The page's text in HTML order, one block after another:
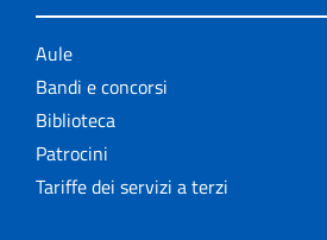
Aule
Bandi e concorsi
Biblioteca
Patrocini
Tariffe dei servizi a terzi